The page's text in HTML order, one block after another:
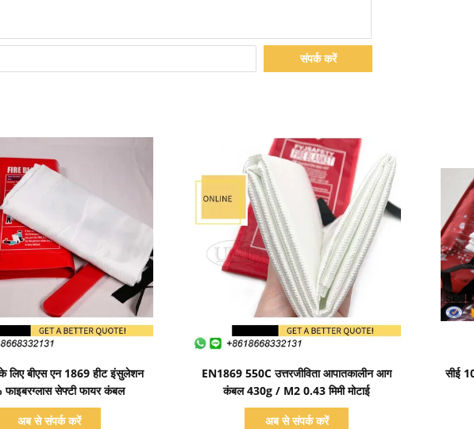
संपर्क करें
प्रदर्शन का विवरण
लिए बीएस एन 1869 हीट इंसुलेशन
सेफ्टी फायर कंबल
अब से संपर्क करें
प्रदर्शन का विवरण
EN1869 550C उत्तरजीविता आपातकालीन आग
कंबल 430g / M2 0.43 मिमी मोटाई
अब से संपर्क करें
सीई